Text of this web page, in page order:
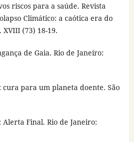
riscos para a saúde. Revista
Climático: a caótica era do
(73) 18-19.
de Gaia. Rio de Janeiro:
cura para um planeta doente. São
Alerta Final. Rio de Janeiro: